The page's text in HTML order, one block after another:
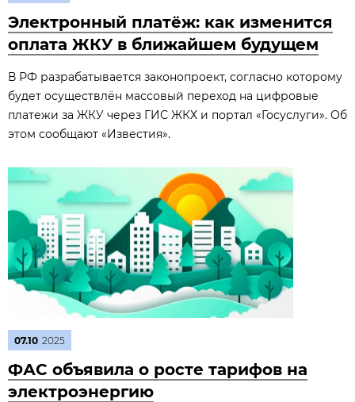
Электронный платёж: как изменится
оплата ЖКУ в ближайшем будущем
В РФ разрабатывается законопроект, согласно которому
будет осуществлён массовый переход на цифровые
платежи за ЖКУ через ГИС ЖКХ и портал «Госуслуги». Об
этом сообщают «Известия».
07.10 2025
ФАС объявила о росте тарифов на
электроэнергию